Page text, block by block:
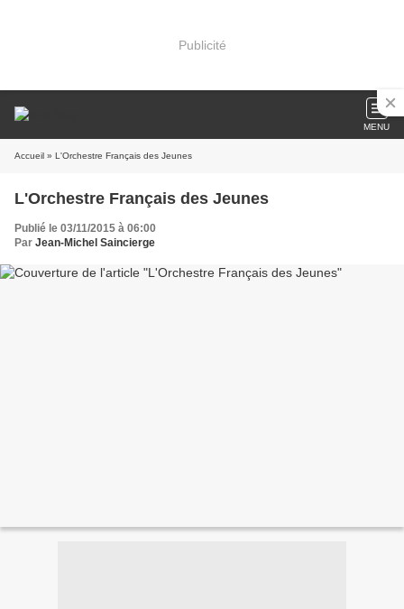
Publicité
MENU
Accueil » L'Orchestre Français des Jeunes
L'Orchestre Français des Jeunes
Publié le 03/11/2015 à 06:00
Par Jean-Michel Saincierge